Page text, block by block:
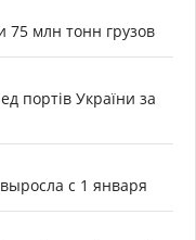
млн тонн грузов
портів України за
с 1 января